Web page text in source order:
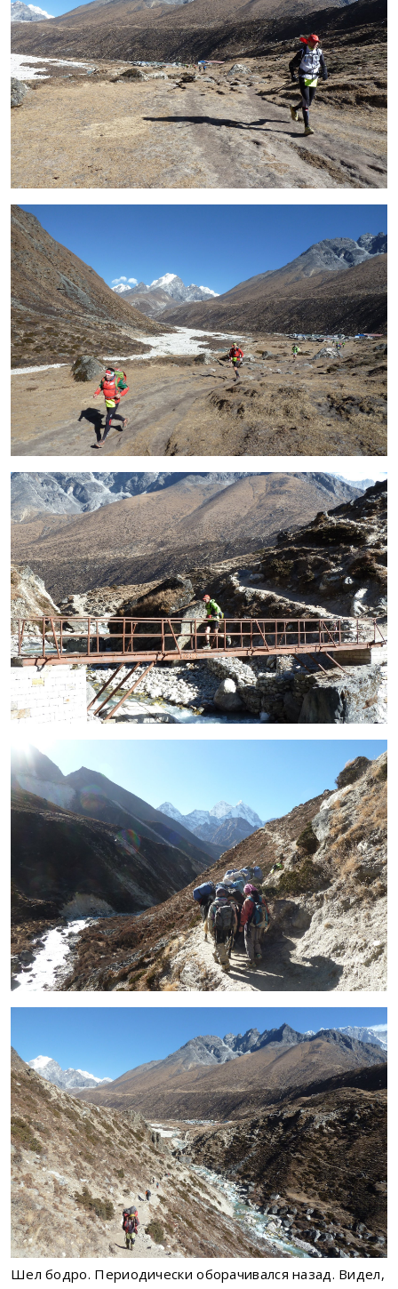
Шел бодро. Периодически оборачивался назад. Видел,